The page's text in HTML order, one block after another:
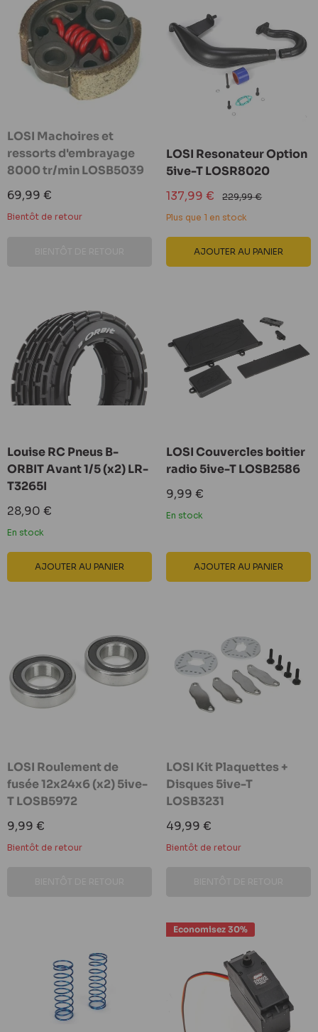
LOSI Machoires et
ressorts d'embrayage
8000 tr/min LOSB5039
Prix
réduit
69,99 €
Bientôt de retour
LOSI Resonateur Option
5ive-T LOSR8020
Prix
réduit
137,99 € Prix
normal
229,99 €
Plus que 1 en stock
AJOUTER AU PANIER
Louise RC Pneus B-
ORBIT Avant 1/5 (x2) LR-
T3265I
Prix
réduit
28,90 €
En stock
AJOUTER AU PANIER
LOSI Couvercles boitier
radio 5ive-T LOSB2586
Prix
réduit
9,99 €
En stock
AJOUTER AU PANIER
LOSI Roulement de
fusée 12x24x6 (x2) 5ive-
T LOSB5972
Prix
réduit
9,99 €
Bientôt de retour
LOSI Kit Plaquettes +
Disques 5ive-T
LOSB3231
Prix
réduit
49,99 €
Bientôt de retour
Economisez 30%